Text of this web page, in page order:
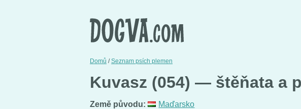
Domů /Seznam psích plemen
Kuvasz (054) — štěňata a
Země původu: Maďarsko